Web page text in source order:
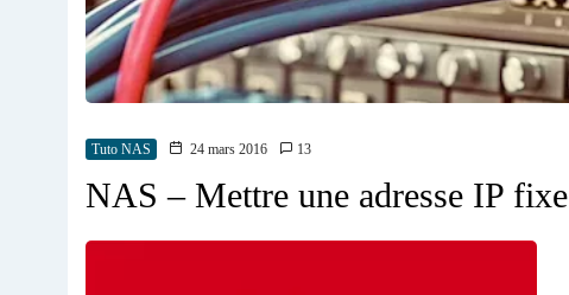
Tuto NAS 24 mars 2016 13
NAS – Mettre une adresse IP fixe